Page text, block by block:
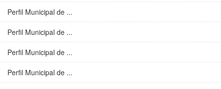
Perfil Municipal de ...
Perfil Municipal de ...
Perfil Municipal de ...
Perfil Municipal de ...